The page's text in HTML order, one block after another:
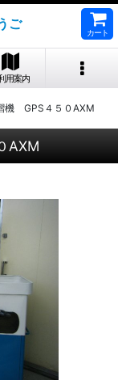
ご
カート
用案内
機 GPS４５０AXM
AXM